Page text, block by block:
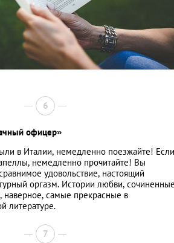
6
офицер»
в Италии, немедленно поезжайте! Если
немедленно прочитайте! Вы
удовольствие, настоящий
оргазм. Истории любви,
наверное, самые прекрасные в
литературе.
7